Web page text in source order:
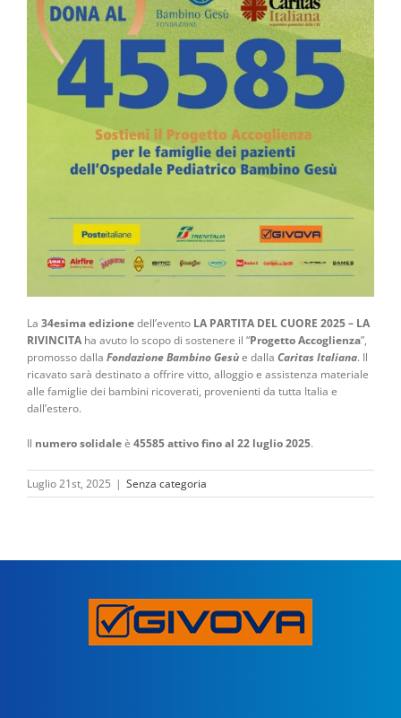
La 34esima edizionedell’evento LA PARTITA DEL CUORE 2025 – LA
RIVINCITA ha avuto lo scopo di sostenere il “Progetto Accoglienza”,
promosso dalla Fondazione Bambino Gesùe dalla Caritas Italiana. Il
ricavato sarà destinato a offrire vitto, alloggio e assistenza materiale
alle famiglie dei bambini ricoverati, provenienti da tutta Italia e
dall’estero.
Il numero solidaleè 45585 attivo fino al 22 luglio 2025.
Luglio 21st, 2025 | Senza categoria